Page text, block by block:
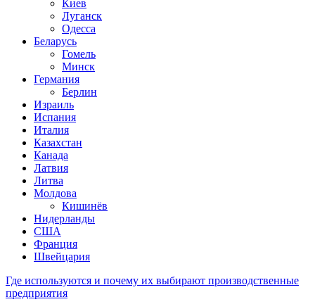
Киев
Луганск
Одесса
Беларусь
Гомель
Минск
Германия
Берлин
Израиль
Испания
Италия
Казахстан
Канада
Латвия
Литва
Молдова
Кишинёв
Нидерланды
США
Франция
Швейцария
Где используются и почему их выбирают производственные
предприятия